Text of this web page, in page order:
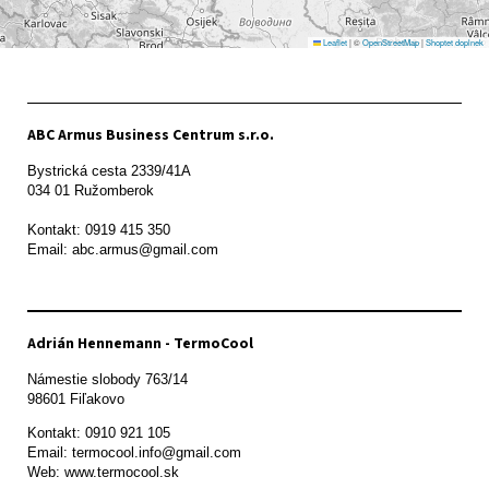
Leaflet|©OpenStreetMap|Shoptet doplnek
ABC Armus Business Centrum s.r.o.
Bystrická cesta 2339/41A
034 01 Ružomberok
Kontakt: 0919 415 350
Adrián Hennemann - TermoCool
Námestie slobody 763/14
98601 Fiľakovo
Kontakt: 0910 921 105
Email: termocool.info@gmail.com
Web: www.termocool.sk